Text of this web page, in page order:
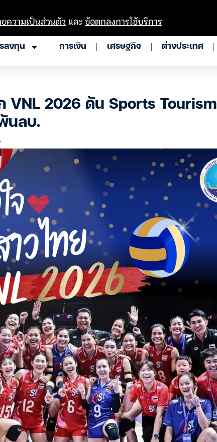
ลงทุน การเงิน เศรษฐกิจ ต่างประเทศ
VNL 2026 ดัน Sports Tourism
นลบ.
ความเป็นส่วนตัว และข้อตกลงการใช้บริการ